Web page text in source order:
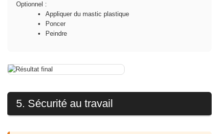
Optionnel :
Appliquer du mastic plastique
Poncer
Peindre
5. Sécurité au travail